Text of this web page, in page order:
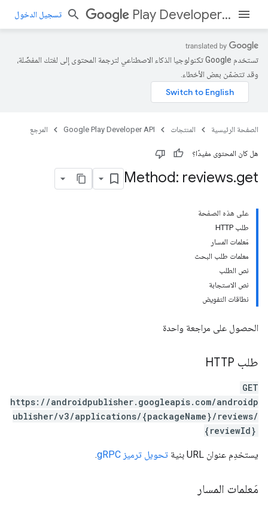
Play Developer API تسجيل الدخول
تستخدم Google تكنولوجيا الذكاء الاصطناعي لترجمة المحتوى إلى لغتك المفضّلة،
وقد تتضمّن بعض الأخطاء.
الصفحة الرئيسية المنتجات Google Play Developer API المرجع
هل كان المحتوى مفيدًا؟
Method: reviews.get
على هذه الصفحة
طلب HTTP
مَعلمات المسار
معلمات طلب البحث
نص الطلب
نص الاستجابة
نطاقات التفويض
الحصول على مراجعة واحدة
طلب HTTP
GET
https://androidpublisher.googleapis.com/androidp
ublisher/v3/applications/{packageName}/reviews/
{reviewId}
يستخدِم عنوان URL بنية تحويل ترميز gRPC .
مَعلمات المسار